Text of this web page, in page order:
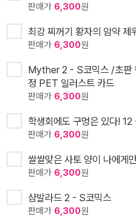
판매가 6,300원
최강 찌꺼기 황자의 암약
판매가 6,300원
Myther 2 - S코믹스 /초판
정 PET 일러스트 카드
판매가 6,300원
학생회에도 구멍은 있다!
판매가 6,300원
쌀쌀맞은 사토 양이 나에게
판매가 6,300원
샴발라드 2 - S코믹스
판매가 6,300원